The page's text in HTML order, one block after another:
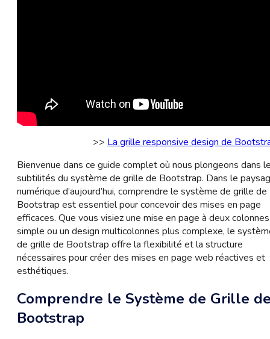
>> La grille responsive design de
Bienvenue dans ce guide complet où nous plongeons dans
subtilités du système de grille de Bootstrap. Dans le
numérique d’aujourd’hui, comprendre le système de grille de
Bootstrap est essentiel pour concevoir des mises en page
efficaces. Que vous visiez une mise en page à deux colonnes
simple ou un design multicolonnes plus complexe, le
de grille de Bootstrap offre la flexibilité et la structure
nécessaires pour créer des mises en page web réactives et
esthétiques.
Comprendre le Système de Grille
Bootstrap